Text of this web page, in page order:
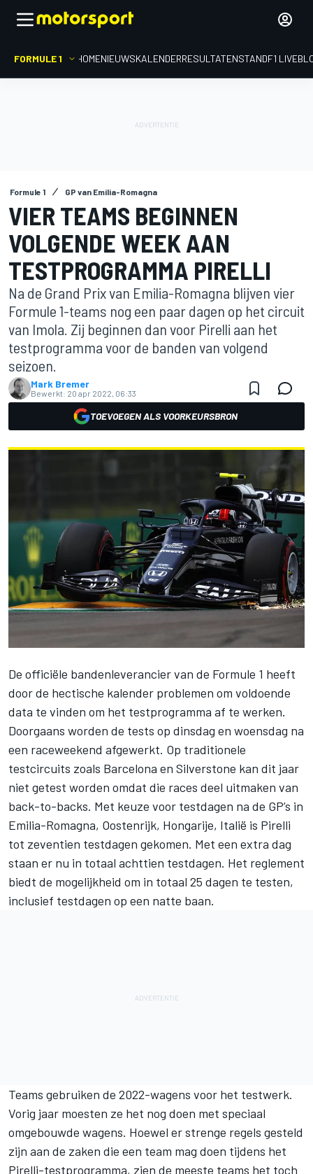
FORMULE 1 HOMENIEUWSKALENDERRESULTATENSTANDF1
Formule 1 GP van Emilia-Romagna
VIER TEAMS BEGINNEN
VOLGENDE WEEK AAN
TESTPROGRAMMA PIRELLI
Na de Grand Prix van Emilia-Romagna blijven vier
Formule 1-teams nog een paar dagen op het circuit
van Imola. Zij beginnen dan voor Pirelli aan het
testprogramma voor de banden van volgend
seizoen.
Mark Bremer
Bewerkt: 20 apr 2022, 06:33
TOEVOEGEN ALS VOORKEURSBRON
De officiële bandenleverancier van de Formule 1 heeft
door de hectische kalender problemen om voldoende
data te vinden om het testprogramma af te werken.
Doorgaans worden de tests op dinsdag en woensdag na
een raceweekend afgewerkt. Op traditionele
testcircuits zoals Barcelona en Silverstone kan dit jaar
niet getest worden omdat die races deel uitmaken van
back-to-backs. Met keuze voor testdagen na de GP’s in
Emilia-Romagna, Oostenrijk, Hongarije, Italië is Pirelli
tot zeventien testdagen gekomen. Met een extra dag
staan er nu in totaal achttien testdagen. Het reglement
biedt de mogelijkheid om in totaal 25 dagen te testen,
inclusief testdagen op een natte baan.
Teams gebruiken de 2022-wagens voor het testwerk.
Vorig jaar moesten ze het nog doen met speciaal
omgebouwde wagens. Hoewel er strenge regels gesteld
zijn aan de zaken die een team mag doen tijdens het
Pirelli-testprogramma, zien de meeste teams het toch